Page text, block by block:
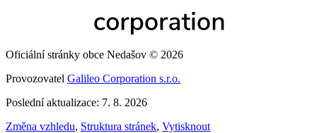
Oficiální stránky obce Nedašov © 2026
Provozovatel Galileo Corporation s.r.o.
Poslední aktualizace: 7. 8. 2026
Změna vzhledu, Struktura stránek, Vytisknout